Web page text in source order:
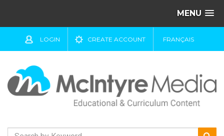
MENU
LOGIN CREATE ACCOUNT FRANÇAIS